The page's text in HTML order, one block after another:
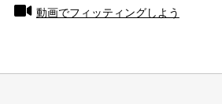
動画でフィッティングしよう